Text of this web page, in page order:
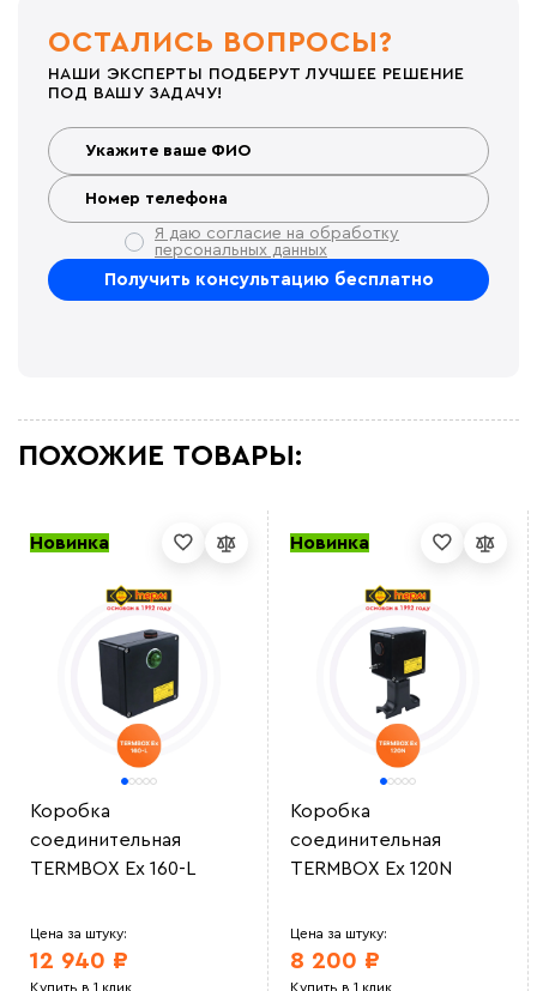
ОСТАЛИСЬ ВОПРОСЫ?
НАШИ ЭКСПЕРТЫ ПОДБЕРУТ ЛУЧШЕЕ РЕШЕНИЕ
ПОД ВАШУ ЗАДАЧУ!
Я даю согласие на обработку
персональных данных
ПОХОЖИЕ ТОВАРЫ:
Новинка
Коробка
соединительная
TERMBOX Ex 160-L
Цена за штуку:
12 940 ₽
Купить в 1 клик
Новинка
Коробка
соединительная
TERMBOX Ex 120N
Цена за штуку:
8 200 ₽
Купить в 1 клик